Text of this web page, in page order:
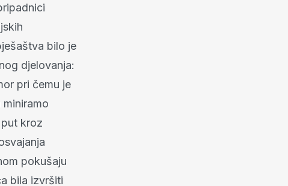
bilo je
djelovanja:
pri čemu je
kroz
pokušaju
bila izvršiti